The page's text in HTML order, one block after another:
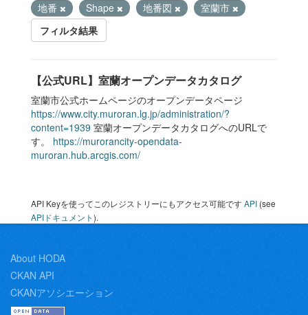
地番
Shape 地番図
室蘭市
フィルタ結果
【公式URL】室蘭オープンデータカタログ
室蘭市公式ホームページのオープンデータページ
https://www.city.muroran.lg.jp/administration/?
content=1939 室蘭オープンデータカタログへのURLで
す。 https://murorancity-opendata-
muroran.hub.arcgis.com/
API Keyを使ってこのレジストリーにもアクセス可能ですAPI (see
APIドキュメント).
About HODA
CKAN API
CKANアソシエーション